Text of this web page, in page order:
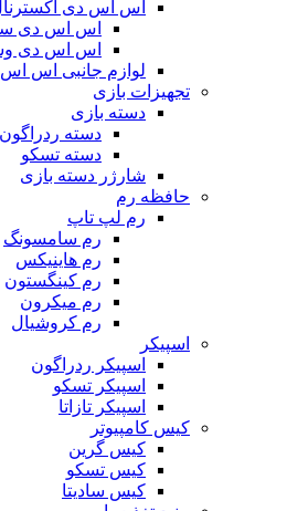
اس اس دی
اس اس دی
اس اس دی
لوازم جانبی اس
تجهیزات بازی
دسته بازی
دسته ردراگون
دسته تسکو
شارژر دسته بازی
حافظه رم
رم لپ تاپ
رم سامسونگ
رم هاینیکس
رم کینگستون
رم میکرون
رم کروشیال
اسپیکر
اسپیکر ردراگون
اسپیکر تسکو
اسپیکر تازاتا
کیس کامپیوتر
کیس گرین
کیس تسکو
کیس سادیتا